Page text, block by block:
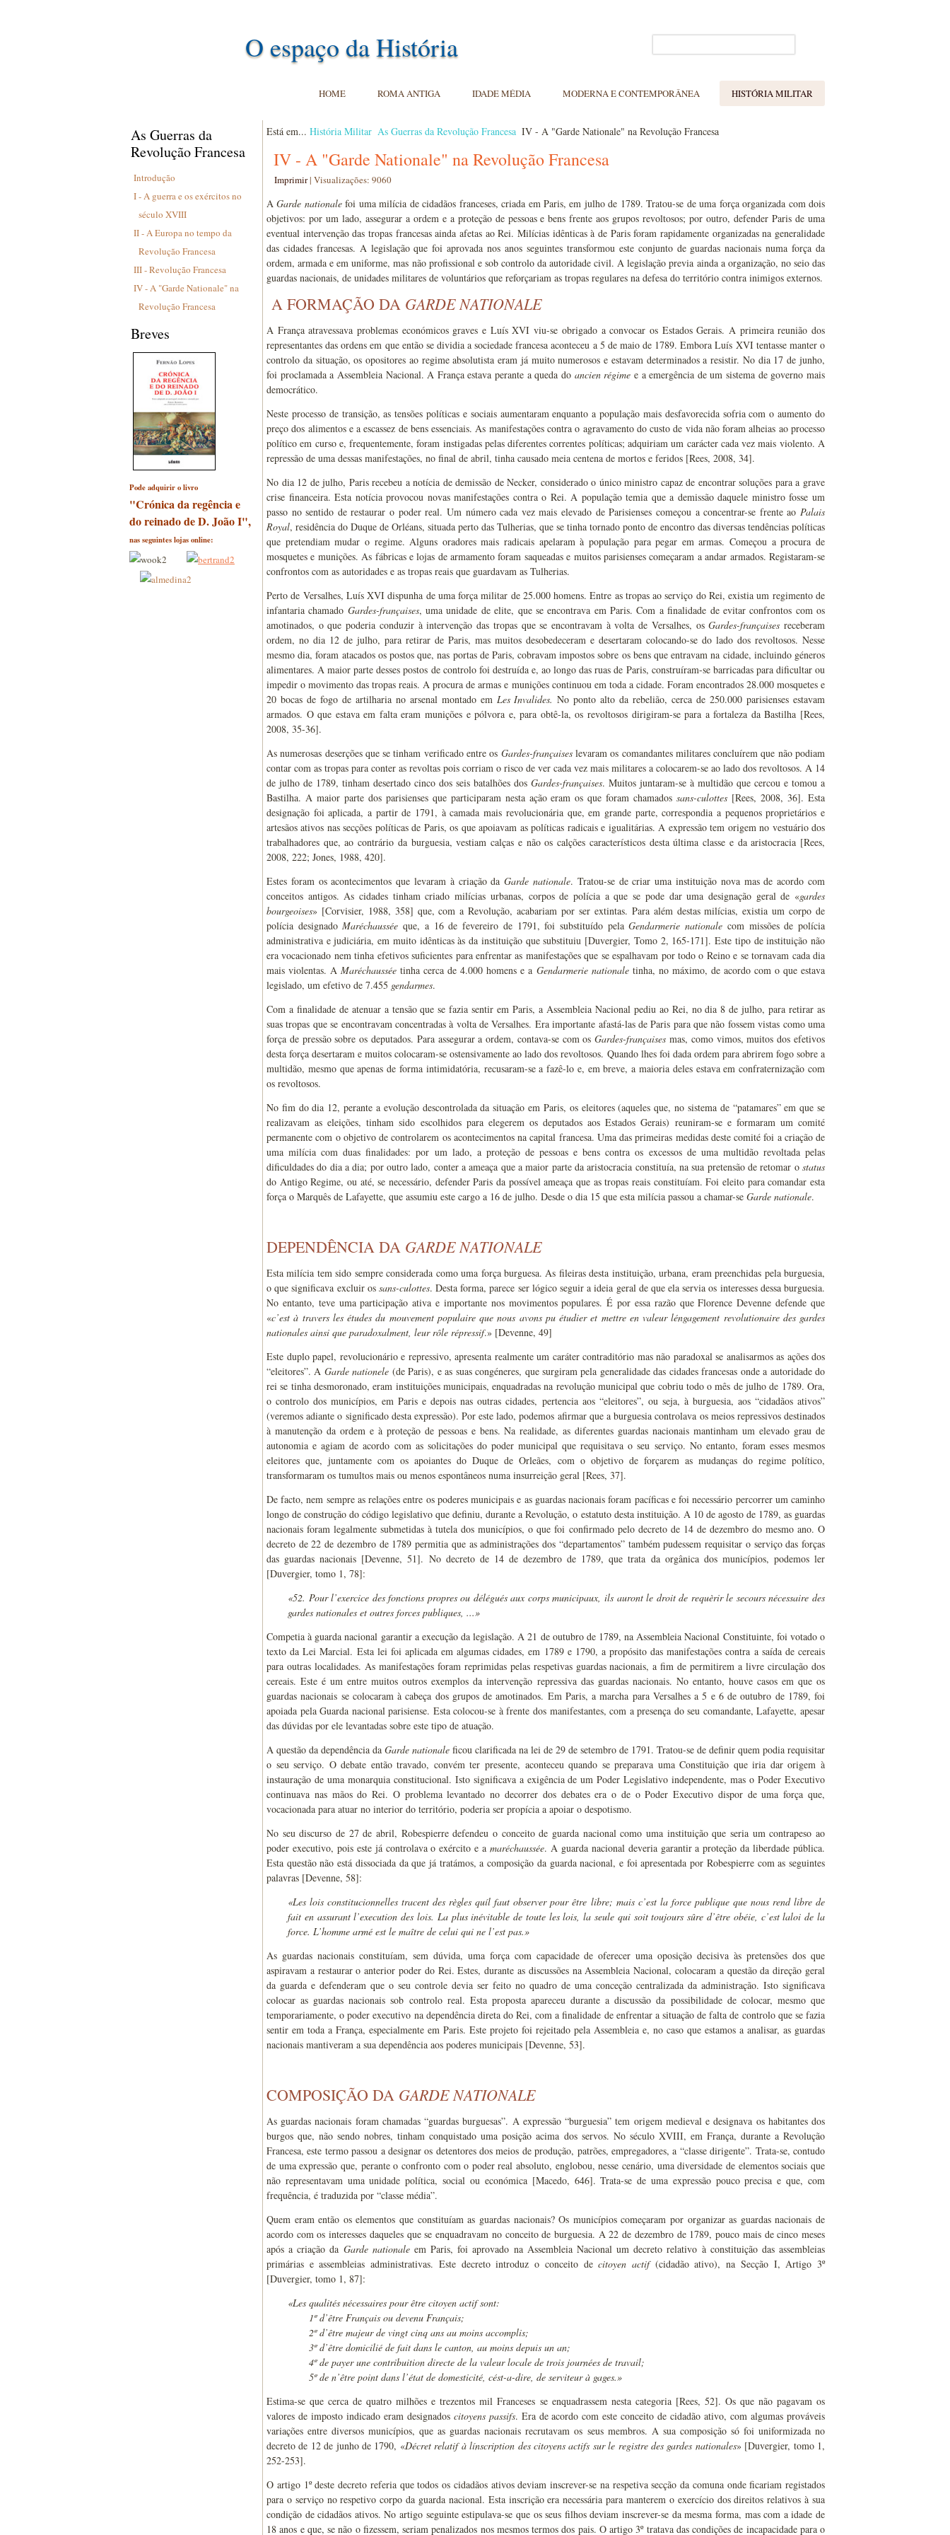
O espaço da História
HOME ROMA ANTIGA IDADE MÉDIA MODERNA E CONTEMPORÂNEA HISTÓRIA MILITAR
As Guerras da
Revolução Francesa
Introdução
I - A guerra e os exércitos no
século XVIII
II - A Europa no tempo da
Revolução Francesa
III - Revolução Francesa
IV - A "Garde Nationale" na
Revolução Francesa
Breves
Pode adquirir o livro
"Crónica da regência e
do reinado de D. João I",
nas seguintes lojas online:
Está em... História Militar As Guerras da Revolução Francesa IV - A "Garde Nationale" na Revolução Francesa
IV - A "Garde Nationale" na Revolução Francesa
Imprimir| Visualizações: 9060
AGarde nationalefoi uma milícia de cidadãos franceses, criada em Paris, em julho de 1789. Tratou-se de uma força organizada com dois
objetivos: por um lado, assegurar a ordem e a proteção de pessoas e bens frente aos grupos revoltosos; por outro, defender Paris de uma
eventual intervenção das tropas francesas ainda afetas ao Rei. Milícias idênticas à de Paris foram rapidamente organizadas na generalidade
das cidades francesas. A legislação que foi aprovada nos anos seguintes transformou este conjunto de guardas nacionais numa força da
ordem, armada e em uniforme, mas não profissional e sob controlo da autoridade civil. A legislação previa ainda a organização, no seio das
guardas nacionais, de unidades militares de voluntários que reforçariam as tropas regulares na defesa do território contra inimigos externos.
A FORMAÇÃO DA GARDE NATIONALE
A França atravessava problemas económicos graves e Luís XVI viu-se obrigado a convocar os Estados Gerais. A primeira reunião dos
representantes das ordens em que então se dividia a sociedade francesa aconteceu a 5 de maio de 1789. Embora Luís XVI tentasse manter o
controlo da situação, os opositores ao regime absolutista eram já muito numerosos e estavam determinados a resistir. No dia 17 de junho,
foi proclamada a Assembleia Nacional. A França estava perante a queda do ancien régime e a emergência de um sistema de governo mais
democrático.
Neste processo de transição, as tensões políticas e sociais aumentaram enquanto a população mais desfavorecida sofria com o aumento do
preço dos alimentos e a escassez de bens essenciais. As manifestações contra o agravamento do custo de vida não foram alheias ao processo
político em curso e, frequentemente, foram instigadas pelas diferentes correntes políticas; adquiriam um carácter cada vez mais violento. A
repressão de uma dessas manifestações, no final de abril, tinha causado meia centena de mortos e feridos [Rees, 2008, 34].
No dia 12 de julho, Paris recebeu a notícia de demissão de Necker, considerado o único ministro capaz de encontrar soluções para a grave
crise financeira. Esta notícia provocou novas manifestações contra o Rei. A população temia que a demissão daquele ministro fosse um
passo no sentido de restaurar o poder real. Um número cada vez mais elevado de Parisienses começou a concentrar-se frente ao Palais
Royal, residência do Duque de Orléans, situada perto das Tulherias, que se tinha tornado ponto de encontro das diversas tendências políticas
que pretendiam mudar o regime. Alguns oradores mais radicais apelaram à população para pegar em armas. Começou a procura de
mosquetes e munições. As fábricas e lojas de armamento foram saqueadas e muitos parisienses começaram a andar armados. Registaram-se
confrontos com as autoridades e as tropas reais que guardavam as Tulherias.
Perto de Versalhes, Luís XVI dispunha de uma força militar de 25.000 homens. Entre as tropas ao serviço do Rei, existia um regimento de
infantaria chamado Gardes-françaises, uma unidade de elite, que se encontrava em Paris. Com a finalidade de evitar confrontos com os
amotinados, o que poderia conduzir à intervenção das tropas que se encontravam à volta de Versalhes, osGardes-françaises receberam
ordem, no dia 12 de julho, para retirar de Paris, mas muitos desobedeceram e desertaram colocando-se do lado dos revoltosos. Nesse
mesmo dia, foram atacados os postos que, nas portas de Paris, cobravam impostos sobre os bens que entravam na cidade, incluindo géneros
alimentares. A maior parte desses postos de controlo foi destruída e, ao longo das ruas de Paris, construíram-se barricadas para dificultar ou
impedir o movimento das tropas reais. A procura de armas e munições continuou em toda a cidade. Foram encontrados 28.000 mosquetes e
20 bocas de fogo de artilharia no arsenal montado em Les Invalides. No ponto alto da rebelião, cerca de 250.000 parisienses estavam
armados. O que estava em falta eram munições e pólvora e, para obtê-la, os revoltosos dirigiram-se para a fortaleza da Bastilha [Rees,
2008, 35-36].
As numerosas deserções que se tinham verificado entre os Gardes-françaiseslevaram os comandantes militares concluírem que não podiam
contar com as tropas para conter as revoltas pois corriam o risco de ver cada vez mais militares a colocarem-se ao lado dos revoltosos. A 14
de julho de 1789, tinham desertado cinco dos seis batalhões dos Gardes-françaises. Muitos juntaram-se à multidão que cercou e tomou a
Bastilha. A maior parte dos parisienses que participaram nesta ação eram os que foram chamadossans-culottes [Rees, 2008, 36]. Esta
designação foi aplicada, a partir de 1791, à camada mais revolucionária que, em grande parte, correspondia a pequenos proprietários e
artesãos ativos nas secções políticas de Paris, os que apoiavam as políticas radicais e igualitárias. A expressão tem origem no vestuário dos
trabalhadores que, ao contrário da burguesia, vestiam calças e não os calções característicos desta última classe e da aristocracia [Rees,
2008, 222; Jones, 1988, 420].
Estes foram os acontecimentos que levaram à criação daGarde nationale. Tratou-se de criar uma instituição nova mas de acordo com
conceitos antigos. As cidades tinham criado milícias urbanas, corpos de polícia a que se pode dar uma designação geral de «gardes
bourgeoises» [Corvisier, 1988, 358] que, com a Revolução, acabariam por ser extintas. Para além destas milícias, existia um corpo de
polícia designadoMaréchaussée que, a 16 de fevereiro de 1791, foi substituído pelaGendarmerie nationale com missões de polícia
administrativa e judiciária, em muito idênticas às da instituição que substituiu [Duvergier, Tomo 2, 165-171]. Este tipo de instituição não
era vocacionado nem tinha efetivos suficientes para enfrentar as manifestações que se espalhavam por todo o Reino e se tornavam cada dia
mais violentas. AMaréchaussée tinha cerca de 4.000 homens e a Gendarmerie nationaletinha, no máximo, de acordo com o que estava
legislado, um efetivo de 7.455 gendarmes.
Com a finalidade de atenuar a tensão que se fazia sentir em Paris, a Assembleia Nacional pediu ao Rei, no dia 8 de julho, para retirar as
suas tropas que se encontravam concentradas à volta de Versalhes. Era importante afastá-las de Paris para que não fossem vistas como uma
força de pressão sobre os deputados. Para assegurar a ordem, contava-se com osGardes-françaises mas, como vimos, muitos dos efetivos
desta força desertaram e muitos colocaram-se ostensivamente ao lado dos revoltosos. Quando lhes foi dada ordem para abrirem fogo sobre a
multidão, mesmo que apenas de forma intimidatória, recusaram-se a fazê-lo e, em breve, a maioria deles estava em confraternização com
os revoltosos.
No fim do dia 12, perante a evolução descontrolada da situação em Paris, os eleitores (aqueles que, no sistema de “patamares” em que se
realizavam as eleições, tinham sido escolhidos para elegerem os deputados aos Estados Gerais) reuniram-se e formaram um comité
permanente com o objetivo de controlarem os acontecimentos na capital francesa. Uma das primeiras medidas deste comité foi a criação de
uma milícia com duas finalidades: por um lado, a proteção de pessoas e bens contra os excessos de uma multidão revoltada pelas
dificuldades do dia a dia; por outro lado, conter a ameaça que a maior parte da aristocracia constituía, na sua pretensão de retomar o status
do Antigo Regime, ou até, se necessário, defender Paris da possível ameaça que as tropas reais constituíam. Foi eleito para comandar esta
força o Marquês de Lafayette, que assumiu este cargo a 16 de julho. Desde o dia 15 que esta milícia passou a chamar-se Garde nationale.
DEPENDÊNCIA DA GARDE NATIONALE
Esta milícia tem sido sempre considerada como uma força burguesa. As fileiras desta instituição, urbana, eram preenchidas pela burguesia,
o que significava excluir os sans-culottes. Desta forma, parece ser lógico seguir a ideia geral de que ela servia os interesses dessa burguesia.
No entanto, teve uma participação ativa e importante nos movimentos populares. É por essa razão que Florence Devenne defende que
«c’est à travers les études du mouvement populaire que nous avons pu étudier et mettre en valeur léngagement revolutionaire des gardes
nationales ainsi que paradoxalment, leur rôle répressif.» [Devenne, 49]
Este duplo papel, revolucionário e repressivo, apresenta realmente um caráter contraditório mas não paradoxal se analisarmos as ações dos
“eleitores”. A Garde nationele (de Paris), e as suas congéneres, que surgiram pela generalidade das cidades francesas onde a autoridade do
rei se tinha desmoronado, eram instituições municipais, enquadradas na revolução municipal que cobriu todo o mês de julho de 1789. Ora,
o controlo dos municípios, em Paris e depois nas outras cidades, pertencia aos “eleitores”, ou seja, à burguesia, aos “cidadãos ativos”
(veremos adiante o significado desta expressão). Por este lado, podemos afirmar que a burguesia controlava os meios repressivos destinados
à manutenção da ordem e à proteção de pessoas e bens. Na realidade, as diferentes guardas nacionais mantinham um elevado grau de
autonomia e agiam de acordo com as solicitações do poder municipal que requisitava o seu serviço. No entanto, foram esses mesmos
eleitores que, juntamente com os apoiantes do Duque de Orleães, com o objetivo de forçarem as mudanças do regime político,
transformaram os tumultos mais ou menos espontâneos numa insurreição geral [Rees, 37].
De facto, nem sempre as relações entre os poderes municipais e as guardas nacionais foram pacíficas e foi necessário percorrer um caminho
longo de construção do código legislativo que definiu, durante a Revolução, o estatuto desta instituição. A 10 de agosto de 1789, as guardas
nacionais foram legalmente submetidas à tutela dos municípios, o que foi confirmado pelo decreto de 14 de dezembro do mesmo ano. O
decreto de 22 de dezembro de 1789 permitia que as administrações dos “departamentos” também pudessem requisitar o serviço das forças
das guardas nacionais [Devenne, 51]. No decreto de 14 de dezembro de 1789, que trata da orgânica dos municípios, podemos ler
[Duvergier, tomo 1, 78]:
«52. Pour l’exercice des fonctions propres ou délégués aux corps municipaux, ils auront le droit de requèrir le secours nécessaire des
gardes nationales et outres forces publiques, ...»
Competia à guarda nacional garantir a execução da legislação. A 21 de outubro de 1789, na Assembleia Nacional Constituinte, foi votado o
texto da Lei Marcial. Esta lei foi aplicada em algumas cidades, em 1789 e 1790, a propósito das manifestações contra a saída de cereais
para outras localidades. As manifestações foram reprimidas pelas respetivas guardas nacionais, a fim de permitirem a livre circulação dos
cereais. Este é um entre muitos outros exemplos da intervenção repressiva das guardas nacionais. No entanto, houve casos em que os
guardas nacionais se colocaram à cabeça dos grupos de amotinados. Em Paris, a marcha para Versalhes a 5 e 6 de outubro de 1789, foi
apoiada pela Guarda nacional parisiense. Esta colocou-se à frente dos manifestantes, com a presença do seu comandante, Lafayette, apesar
das dúvidas por ele levantadas sobre este tipo de atuação.
A questão da dependência da Garde nationale ficou clarificada na lei de 29 de setembro de 1791. Tratou-se de definir quem podia requisitar
o seu serviço. O debate então travado, convém ter presente, aconteceu quando se preparava uma Constituição que iria dar origem à
instauração de uma monarquia constitucional. Isto significava a exigência de um Poder Legislativo independente, mas o Poder Executivo
continuava nas mãos do Rei. O problema levantado no decorrer dos debates era o de o Poder Executivo dispor de uma força que,
vocacionada para atuar no interior do território, poderia ser propícia a apoiar o despotismo.
No seu discurso de 27 de abril, Robespierre defendeu o conceito de guarda nacional como uma instituição que seria um contrapeso ao
poder executivo, pois este já controlava o exército e a maréchaussée. A guarda nacional deveria garantir a proteção da liberdade pública.
Esta questão não está dissociada da que já tratámos, a composição da guarda nacional, e foi apresentada por Robespierre com as seguintes
palavras [Devenne, 58]:
«Les lois constitucionnelles tracent des règles quíl faut observer pour être libre; mais c’est la force publique que nous rend libre de
fait en assurant l’execution des lois. La plus inévitable de toute les lois, la seule qui soit toujours sûre d’être obéie, c’est laloi de la
force. L’homme armé est le maître de celui qui ne l’est pas.»
As guardas nacionais constituíam, sem dúvida, uma força com capacidade de oferecer uma oposição decisiva às pretensões dos que
aspiravam a restaurar o anterior poder do Rei. Estes, durante as discussões na Assembleia Nacional, colocaram a questão da direção geral
da guarda e defenderam que o seu controle devia ser feito no quadro de uma conceção centralizada da administração. Isto significava
colocar as guardas nacionais sob controlo real. Esta proposta apareceu durante a discussão da possibilidade de colocar, mesmo que
temporariamente, o poder executivo na dependência direta do Rei, com a finalidade de enfrentar a situação de falta de controlo que se fazia
sentir em toda a França, especialmente em Paris. Este projeto foi rejeitado pela Assembleia e, no caso que estamos a analisar, as guardas
nacionais mantiveram a sua dependência aos poderes municipais [Devenne, 53].
COMPOSIÇÃO DA GARDE NATIONALE
As guardas nacionais foram chamadas “guardas burguesas”. A expressão “burguesia” tem origem medieval e designava os habitantes dos
burgos que, não sendo nobres, tinham conquistado uma posição acima dos servos. No século XVIII, em França, durante a Revolução
Francesa, este termo passou a designar os detentores dos meios de produção, patrões, empregadores, a “classe dirigente”. Trata-se, contudo
de uma expressão que, perante o confronto com o poder real absoluto, englobou, nesse cenário, uma diversidade de elementos sociais que
não representavam uma unidade política, social ou económica [Macedo, 646]. Trata-se de uma expressão pouco precisa e que, com
frequência, é traduzida por “classe média”.
Quem eram então os elementos que constituíam as guardas nacionais? Os municípios começaram por organizar as guardas nacionais de
acordo com os interesses daqueles que se enquadravam no conceito de burguesia. A 22 de dezembro de 1789, pouco mais de cinco meses
após a criação da Garde nationaleem Paris, foi aprovado na Assembleia Nacional um decreto relativo à constituição das assembleias
primárias e assembleias administrativas. Este decreto introduz o conceito decitoyen actif(cidadão ativo), na Secção I, Artigo 3º
[Duvergier, tomo 1, 87]:
«Les qualités nécessaires pour être citoyen actif sont:
1º d’être Français ou devenu Français;
2º d’être majeur de vingt cinq ans au moins accomplis;
3º d’être domicilié de fait dans le canton, au moins depuis un an;
4º de payer une contribuition directe de la valeur locale de trois journées de travail;
5º de n’être point dans l’état de domesticité, cést-a-dire, de serviteur à gages.»
Estima-se que cerca de quatro milhões e trezentos mil Franceses se enquadrassem nesta categoria [Rees, 52]. Os que não pagavam os
valores de imposto indicado eram designados citoyens passifs. Era de acordo com este conceito de cidadão ativo, com algumas prováveis
variações entre diversos municípios, que as guardas nacionais recrutavam os seus membros. A sua composição só foi uniformizada no
decreto de 12 de junho de 1790, «Décret relatif à línscription des citoyens actifs sur le registre des gardes nationales» [Duvergier, tomo 1,
252-253].
O artigo 1º deste decreto referia que todos os cidadãos ativos deviam inscrever-se na respetiva secção da comuna onde ficariam registados
para o serviço no respetivo corpo da guarda nacional. Esta inscrição era necessária para manterem o exercício dos direitos relativos à sua
condição de cidadãos ativos. No artigo seguinte estipulava-se que os seus filhos deviam inscrever-se da mesma forma, mas com a idade de
18 anos e que, se não o fizessem, seriam penalizados nos mesmos termos dos pais. O artigo 3º tratava das condições de incapacidade para o